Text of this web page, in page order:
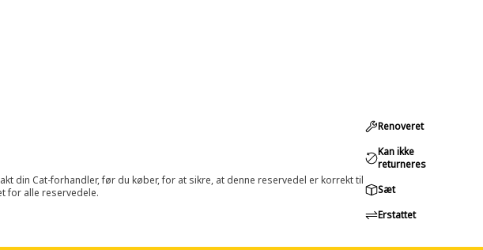
din Cat-forhandler, før du køber, for at sikre, at denne reservedel er korrekt til
for alle reservedele.
Renoveret
Kan ikke
returneres
Sæt
Erstattet